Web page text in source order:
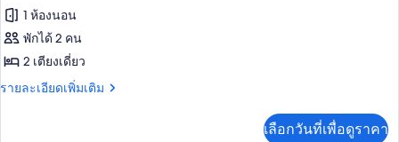
1 ห้องนอน
พักได้ 2 คน
2 เตียงเดี่ยว
รายละเอียดเพิ่มเติม
ราย
เลือกวันที่เพื่อดูราคา